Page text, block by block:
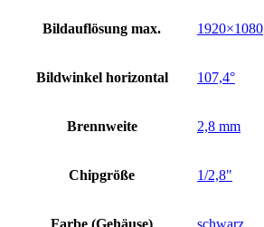
Bildauflösung max. 1920×1080
Bildwinkel horizontal 107,4°
Brennweite 2,8 mm
Chipgröße 1/2,8"
Farbe (Gehäuse) schwarz